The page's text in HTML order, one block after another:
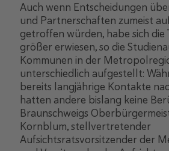
Auch wenn Entscheidungen
und Partnerschaften zumeist
getroffen würden, habe sich die
größer erwiesen, so die
Kommunen in der
unterschiedlich aufgestellt:
bereits langjährige Kontakte
hatten andere bislang keine
Braunschweigs
Kornblum, stellvertretender
Aufsichtsratsvorsitzender der